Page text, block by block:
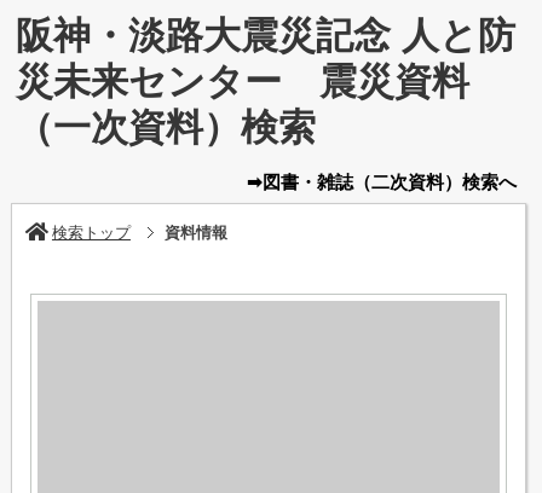
阪神・淡路大震災記念 人と防
災未来センター 震災資料
（一次資料）検索
➡図書・雑誌（二次資料） 検索へ
検索トップ 資料情報